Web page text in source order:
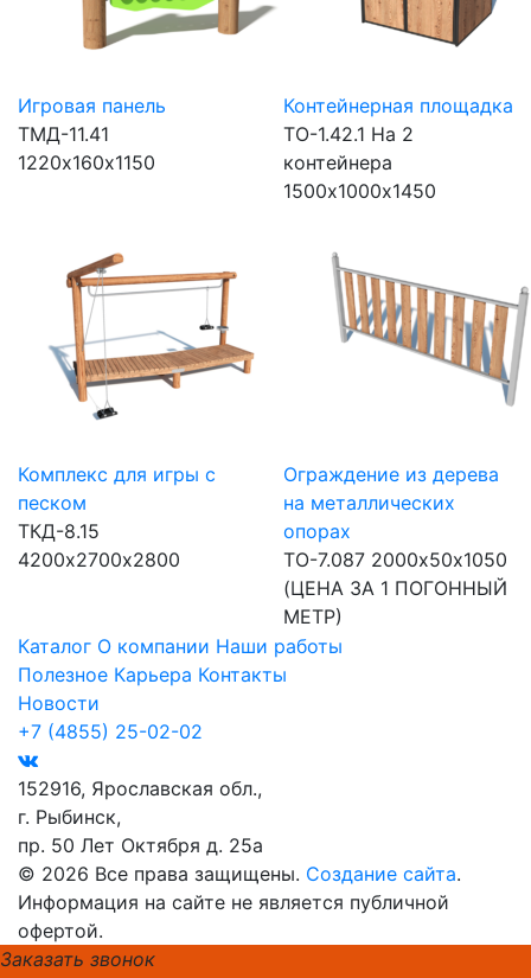
Игровая панель
ТМД-11.41
1220х160х1150
Контейнерная площадка
ТО-1.42.1 На 2
контейнера
1500х1000х1450
Комплекс для игры с
песком
ТКД-8.15
4200х2700х2800
Ограждение из дерева
на металлических
опорах
ТО-7.087 2000х50х1050
(ЦЕНА ЗА 1 ПОГОННЫЙ
МЕТР)
Каталог О компании Наши работы
Полезное Карьера Контакты
Новости
+7 (4855) 25-02-02
152916, Ярославская обл.,
г. Рыбинск,
пр. 50 Лет Октября д. 25а
© 2026 Все права защищены. Создание сайта.
Информация на сайте не является публичной
офертой.
Заказать звонок